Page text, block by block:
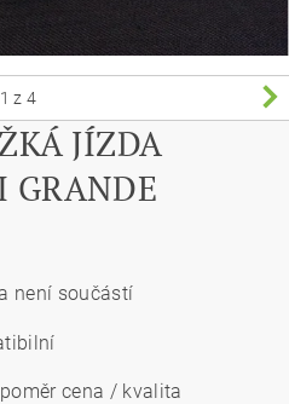
1 z 4
JÍZDA
GRANDE
není součástí
cena / kvalita